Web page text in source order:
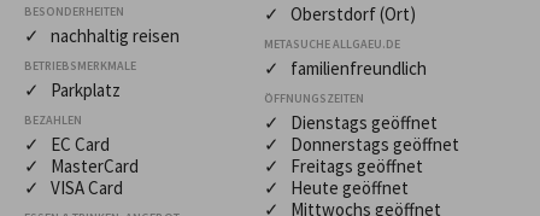
BESONDERHEITEN
✓ nachhaltig reisen
BETRIEBSMERKMALE
✓ Parkplatz
BEZAHLEN
✓ EC Card
✓ MasterCard
✓ VISA Card
✓ Oberstdorf (Ort)
METASUCHE ALLGAEU.DE
✓ familienfreundlich
ÖFFNUNGSZEITEN
✓ Dienstags geöffnet
✓ Donnerstags geöffnet
✓ Freitags geöffnet
✓ Heute geöffnet
✓ Mittwochs geöffnet